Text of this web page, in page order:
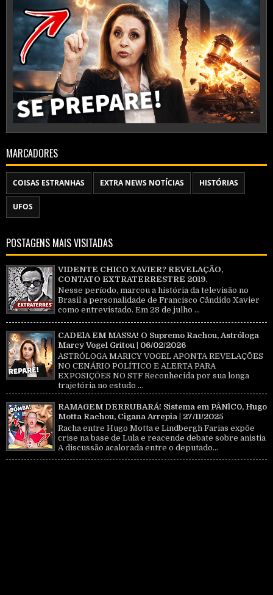
MARCADORES
COISAS ESTRANHAS EXTRA NEWS NOTÍCIAS HISTÓRIAS
UFOS
POSTAGENS MAIS VISITADAS
VIDENTE CHICO XAVIER? REVELAÇÃO,
CONTATO EXTRATERRESTRE 2019.
Nesse período, marcou a história da televisão no
Brasil a personalidade de Francisco Cândido Xavier
como entrevistado. Em 28 de julho ...
CADElA EM MASSA! O Supremo Rachou, Astróloga
Marcy Vogel Gritou | 06/02/2026
ASTRÓLOGA MARICY VOGEL APONTA REVELAÇÕES
NO CENÁRIO POLÍTICO E ALERTA PARA
EXPOSIÇÕES NO STF Reconhecida por sua longa
trajetória no estudo ...
RAMAGEM DERRUBARÁ! Sistema em PÂNlC0, Hugo
Motta Rachou, Cigana Arrepia | 27/11/2025
Racha entre Hugo Motta e Lindbergh Farias expõe
crise na base de Lula e reacende debate sobre anistia
A discussão acalorada entre o deputado...